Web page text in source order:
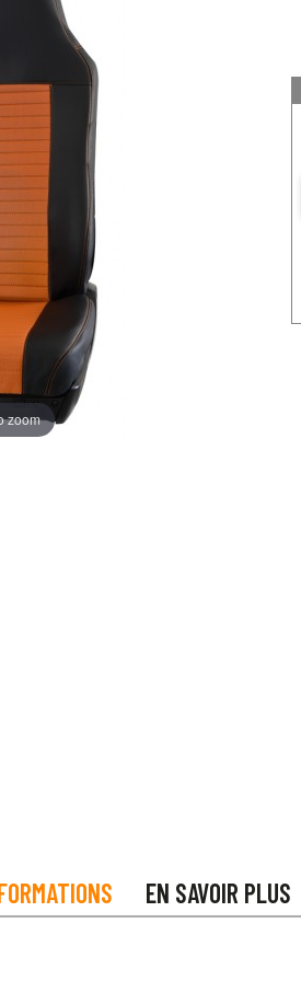
zoom
EN SAVOIR PLUS